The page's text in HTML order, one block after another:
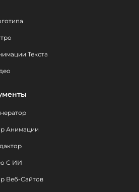
Текста
Анимации
С ИИ
Веб-Сайтов